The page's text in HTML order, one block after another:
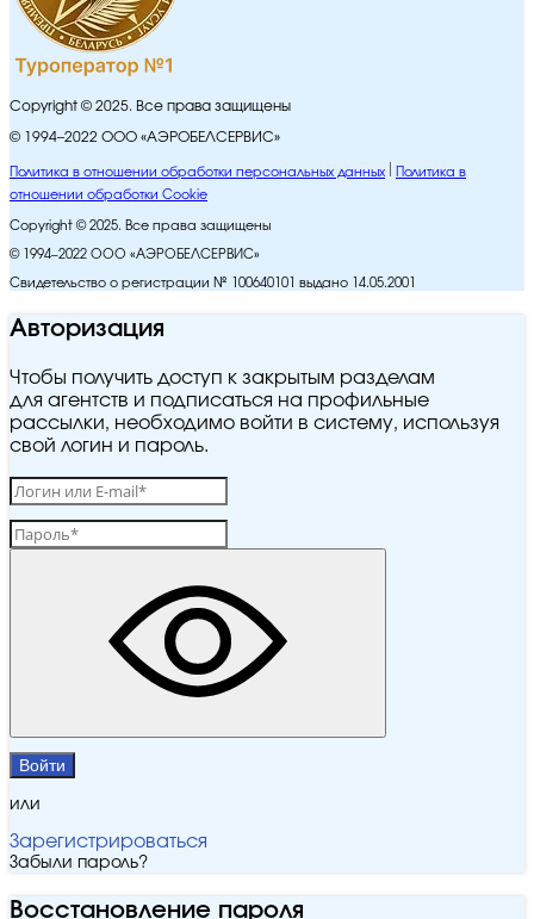
Copyright © 2025. Все права защищены
© 1994–2022 ООО «АЭРОБЕЛСЕРВИС»
Политика в отношении обработки персональных данных
Политика в
отношении обработки Cookie
Copyright © 2025. Все права защищены
© 1994–2022 ООО «АЭРОБЕЛСЕРВИС»
Свидетельство о регистрации № 100640101 выдано 14.05.2001
Авторизация
Чтобы получить доступ к закрытым разделам
для агентств и подписаться на профильные
рассылки, необходимо войти в систему, используя
свой логин и пароль.
Войти
или
Зарегистрироваться
Забыли пароль?
Восстановление пароля